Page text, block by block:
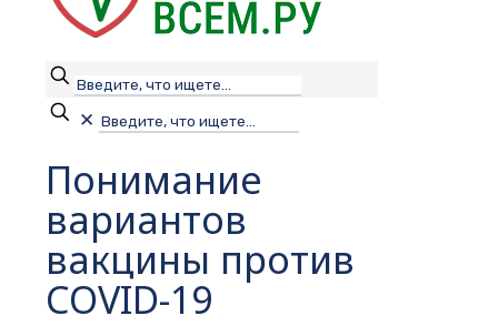
✕
Понимание
вариантов
вакцины против
COVID-19